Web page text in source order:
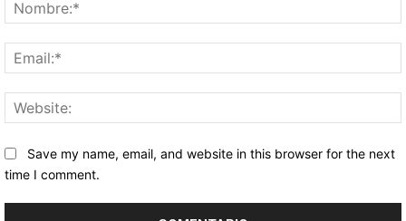
Save my name, email, and website in this browser for the next
time I comment.